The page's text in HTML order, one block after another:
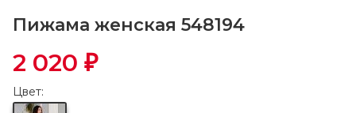
Пижама женская 548194
2 020 ₽
Цвет: